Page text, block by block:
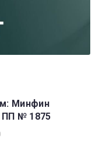
Минфин
ПП № 1875